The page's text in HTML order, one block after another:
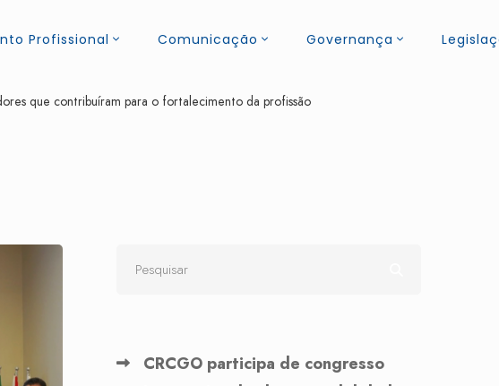
Profissional Comunicação Governança
que contribuíram para o fortalecimento da profissão
CRCGO participa de congresso